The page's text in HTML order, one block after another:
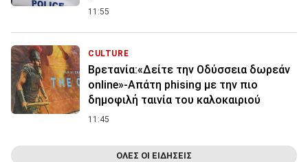
11:55
CULTURE
Βρετανία:«Δείτε την Οδύσσεια δωρεάν
online»-Απάτη phising με την πιο
δημοφιλή ταινία του καλοκαιριού
11:45
ΟΛΕΣ ΟΙ ΕΙΔΗΣΕΙΣ